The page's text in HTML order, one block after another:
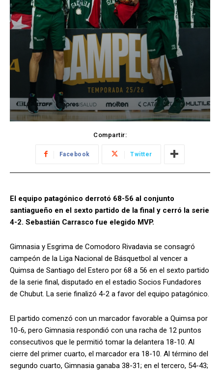
Compartir:
Facebook Twitter
El equipo patagónico derrotó 68-56 al conjunto
santiagueño en el sexto partido de la final y cerró la serie
4-2. Sebastián Carrasco fue elegido MVP.
Gimnasia y Esgrima de Comodoro Rivadavia se consagró
campeón de la Liga Nacional de Básquetbol al vencer a
Quimsa de Santiago del Estero por 68 a 56 en el sexto partido
de la serie final, disputado en el estadio Socios Fundadores
de Chubut. La serie finalizó 4-2 a favor del equipo patagónico.
El partido comenzó con un marcador favorable a Quimsa por
10-6, pero Gimnasia respondió con una racha de 12 puntos
consecutivos que le permitió tomar la delantera 18-10. Al
cierre del primer cuarto, el marcador era 18-10. Al término del
segundo cuarto, Gimnasia ganaba 38-31; en el tercero, 54-43;